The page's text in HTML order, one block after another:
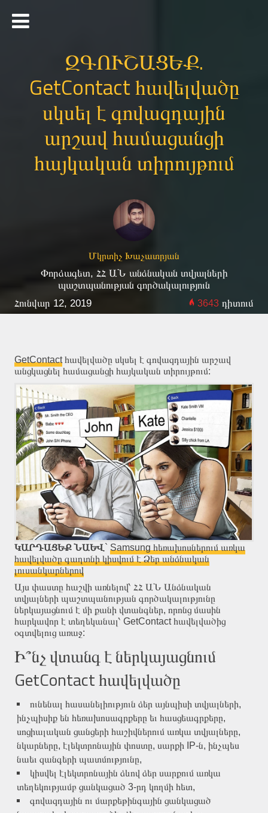
ԶԳՈՒՇԱՑԵՔ.
GetContact հավելվածը
սկսել է գովազդային
արշավ համացանցի
հայկական տիրույթում
Մկրտիչ Խաչատրյան
Փորձագետ, ՀՀ ԱՆ անձնական տվյալների
պաշտպանության գործակալություն
Հունվար 12, 2019
3643 դիտում
GetContactհավելվածը սկսել է գովազդային արշավ
անցկացնել համացանցի հայկական տիրույթում:
ԿԱՐԴԱՑԵՔ ՆԱԵՎ ` Samsung հեռախոսներում առկա
հավելվածը գաղտնի կիսվում է Ձեր անձնական
լուսանկարներով
Այս փաստը հաշվի առնելով՝ ՀՀ ԱՆ Անձնական
տվյալների պաշտպանության գործակալությունը
ներկայացնում է մի քանի վտանգներ, որոնց մասին
հարկավոր է տեղեկանալ՝ GetContact հավելվածից
օգտվելուց առաջ:
Ի՞նչ վտանգ է ներկայացնում
GetContact հավելվածը
ունենալ հասանելիություն ձեր այնպիսի տվյալների,
ինչպիսիք են հեռախոսագրքերը եւ հասցեագրքերը,
սոցիալական ցանցերի հաշիվներում առկա տվյալները,
նկարները, էլեկտրոնային փոստը, սարքի IP-ն, ինչպես
նաեւ զանգերի պատմությունը,
կիսվել էլեկտրոնային ձևով ձեր սարքում առկա
տեղեկությամբ ցանկացած 3-րդ կողմի հետ,
գովազդային ու մարքեթինգային ցանկացած